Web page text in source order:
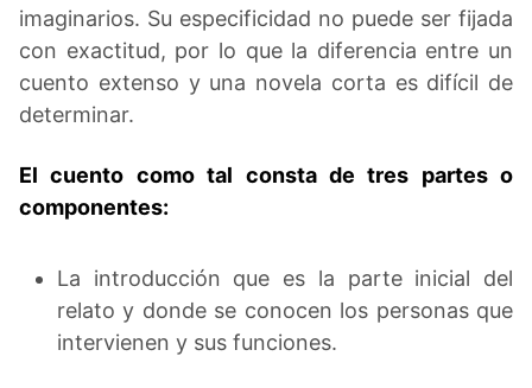
imaginarios. Su especificidad no puede ser fijada
con exactitud, por lo que la diferencia entre un
cuento extenso y una novela corta es difícil de
determinar.
El cuento como tal consta de tres partes o
componentes:
La introducción que es la parte inicial del
relato y donde se conocen los personas que
intervienen y sus funciones.